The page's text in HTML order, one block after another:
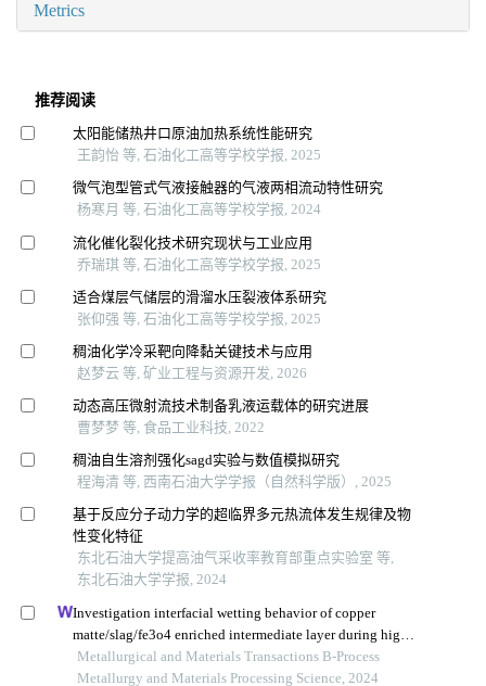
Metrics
推荐阅读
太阳能储热井口原油加热系统性能研究
王韵怡 等, 石油化工高等学校学报, 2025
微气泡型管式气液接触器的气液两相流动特性研究
杨寒月 等, 石油化工高等学校学报, 2024
流化催化裂化技术研究现状与工业应用
乔瑞琪 等, 石油化工高等学校学报, 2025
适合煤层气储层的滑溜水压裂液体系研究
张仰强 等, 石油化工高等学校学报, 2025
稠油化学冷采靶向降黏关键技术与应用
赵梦云 等, 矿业工程与资源开发, 2026
动态高压微射流技术制备乳液运载体的研究进展
曹梦梦 等, 食品工业科技, 2022
稠油自生溶剂强化sagd实验与数值模拟研究
程海清 等, 西南石油大学学报（自然科学版）, 2025
基于反应分子动力学的超临界多元热流体发生规律及物
性变化特征
东北石油大学提高油气采收率教育部重点实验室 等,
东北石油大学学报, 2024
Investigation interfacial wetting behavior of copper
matte/slag/fe3o4 enriched intermediate layer during high
temperature smelting
Metallurgical and Materials Transactions B-Process
Metallurgy and Materials Processing Science, 2024